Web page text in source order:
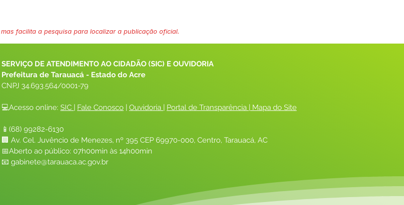
facilita a pesquisa para localizar a publicação oficial.
SERVIÇO DE ATENDIMENTO AO CIDADÃO (SIC) E OUVIDORIA
Prefeitura de Tarauacá - Estado do Acre
CNPJ 34.693.564/0001-79
💻Acesso online: SIC | Fale Conosco | Ouvidoria | Portal de Transparência | Mapa do Site
📱(68) 99282-6130
🏢 Av. Cel. Juvêncio de Menezes, nº 395 CEP 69970-000, Centro, Tarauacá, AC
📅Aberto ao público: 07h00min às 14h00min
📧 gabinete@tarauaca.ac.gov.br